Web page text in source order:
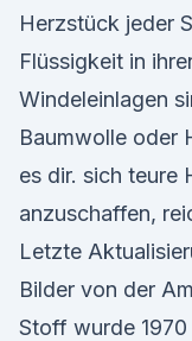
Herzstück jeder
Flüssigkeit in
Windeleinlagen
Baumwolle oder
es dir. sich teure
anzuschaffen,
Letzte
Bilder von der
Stoff wurde